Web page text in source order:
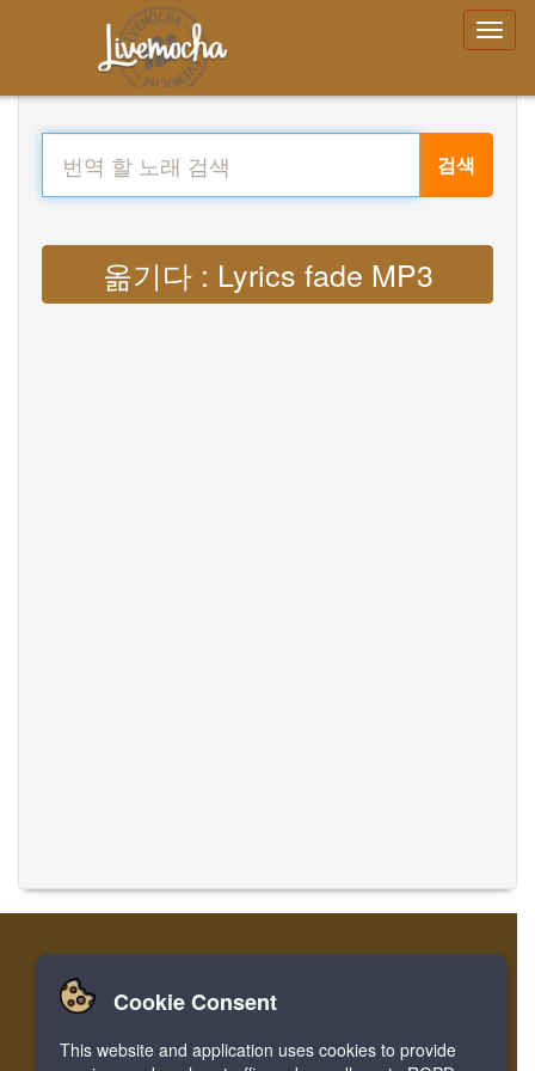
검색
옮기다 : Lyrics fade MP3
집 로그인 레지스터
Facebook Twitter Bookmark
Cookie Consent
This website and application uses cookies to provide